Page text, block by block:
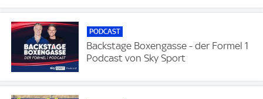
PODCAST
Backstage Boxengasse - der Formel 1
Podcast von Sky Sport